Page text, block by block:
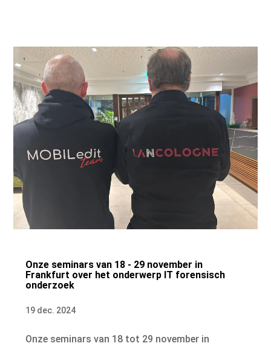
Onze seminars van 18 - 29 november in
Frankfurt over het onderwerp IT forensisch
onderzoek
19 dec. 2024
Onze seminars van 18 tot 29 november in